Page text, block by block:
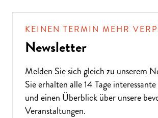
KEINEN TERMIN MEHR
Newsletter
Melden Sie sich gleich zu unserem
Sie erhalten alle 14 Tage
und einen Überblick über unsere
Veranstaltungen.